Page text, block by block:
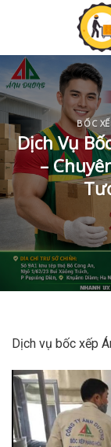
BỐC
Dịch Vụ
–
Dịch vụ bốc xếp